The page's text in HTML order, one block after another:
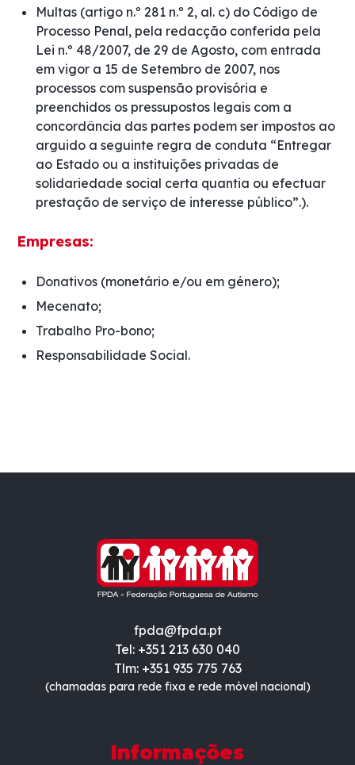
Multas (artigo n.º 281 n.º 2, al. c) do Código de
Processo Penal, pela redacção conferida pela
Lei n.º 48/2007, de 29 de Agosto, com entrada
em vigor a 15 de Setembro de 2007, nos
processos com suspensão provisória e
preenchidos os pressupostos legais com a
concordância das partes podem ser impostos ao
arguido a seguinte regra de conduta “Entregar
ao Estado ou a instituições privadas de
solidariedade social certa quantia ou efectuar
prestação de serviço de interesse público”.).
Empresas:
Donativos (monetário e/ou em género);
Mecenato;
Trabalho Pro-bono;
Responsabilidade Social.
fpda@fpda.pt
Tel: +351 213 630 040
Tlm: +351 935 775 763
(chamadas para rede fixa e rede móvel nacional)
Informações